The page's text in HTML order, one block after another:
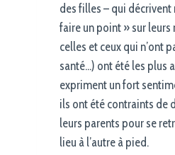
des filles – qui
faire un point » sur leurs
celles et ceux qui n’ont
santé…) ont été les plus
expriment un fort
ils ont été contraints de
leurs parents pour se
lieu à l’autre à pied.